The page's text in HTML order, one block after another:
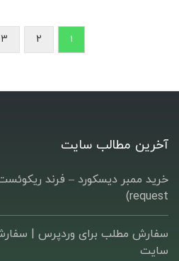
1
2
3
آخرین مطالب سایت
request)
سفارش مطلب برای وردپرس |‌
سایت